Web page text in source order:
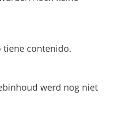
tiene contenido.
werd nog niet